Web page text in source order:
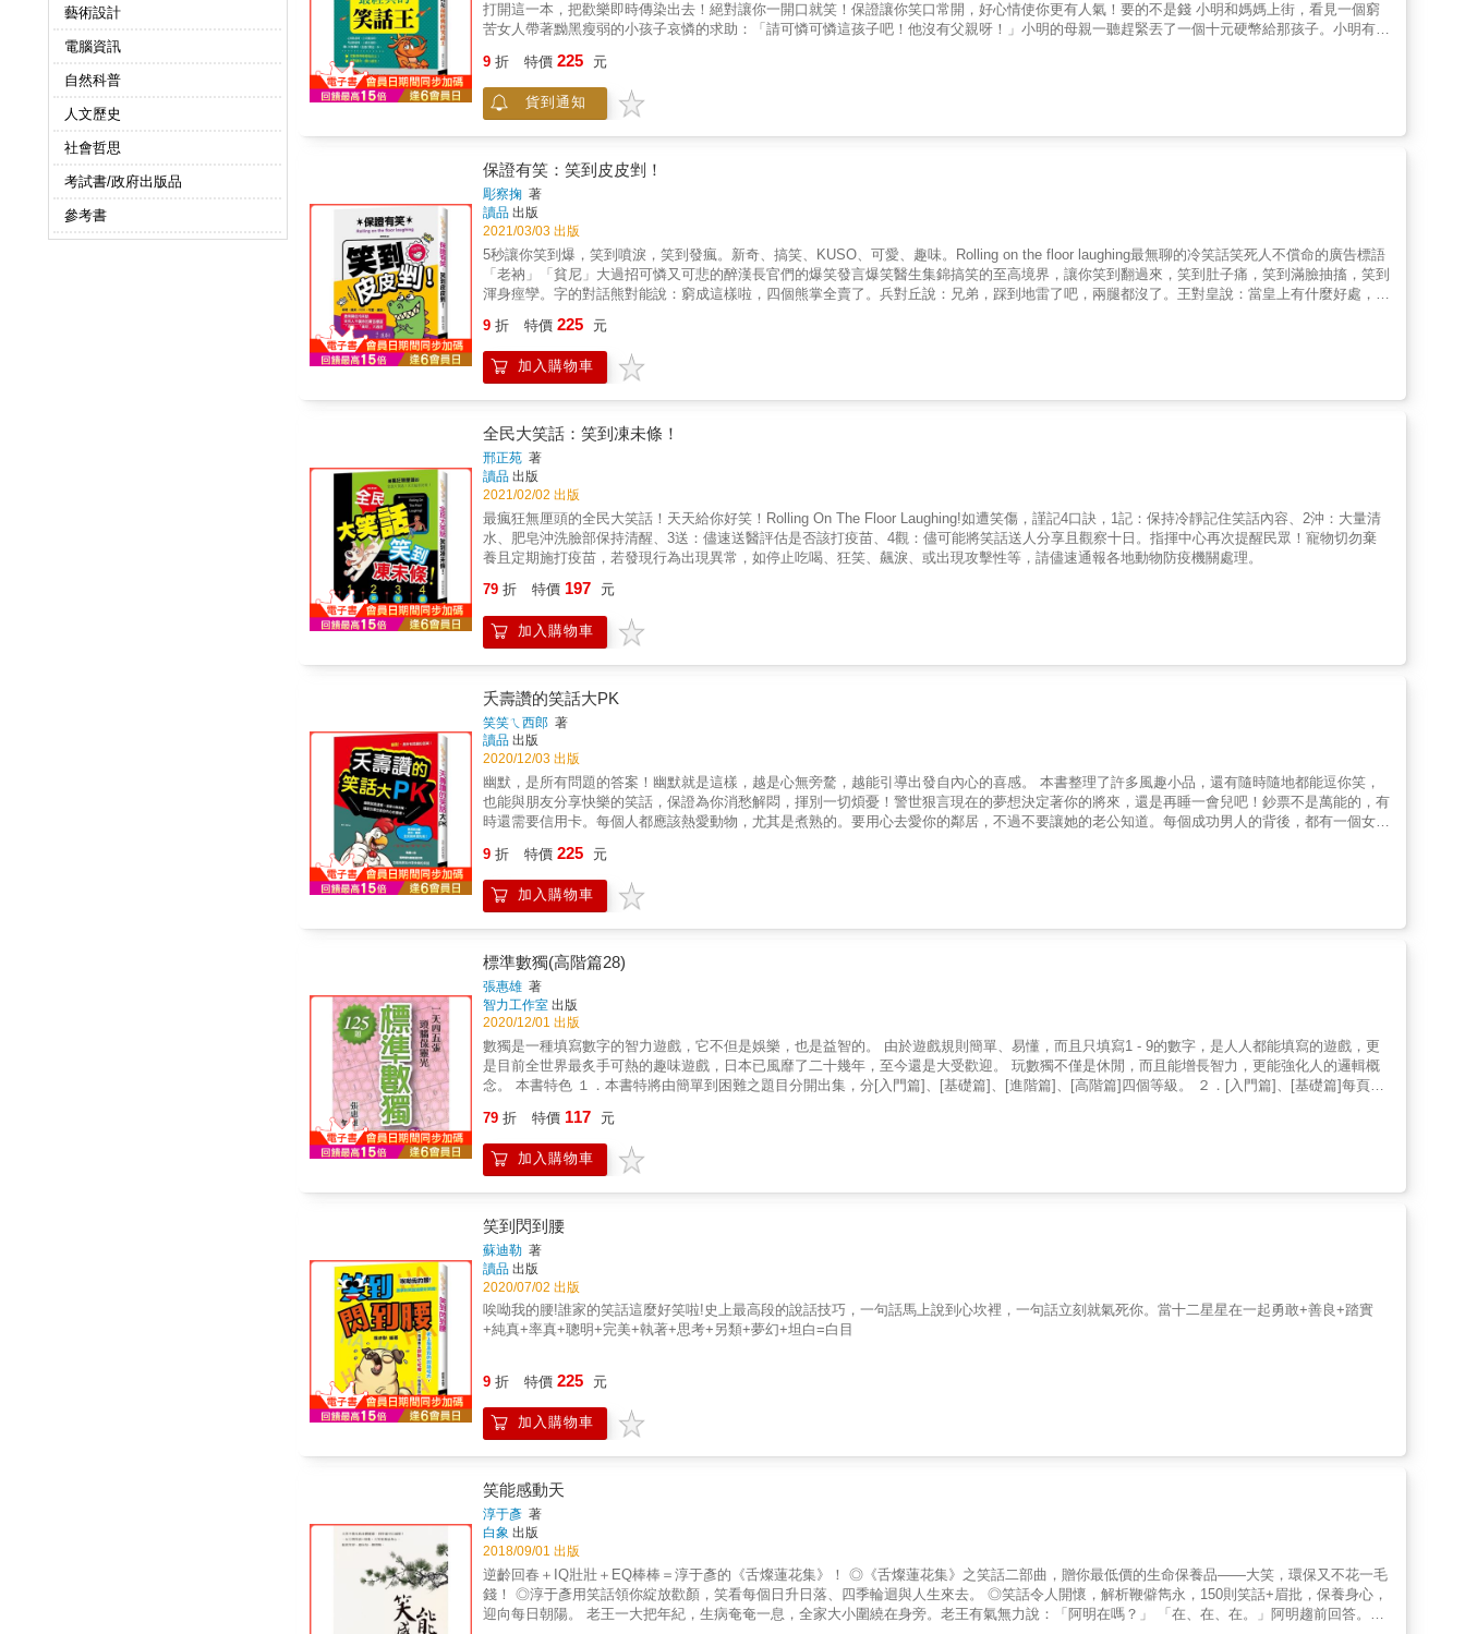
藝術設計
電腦資訊
自然科普
人文歷史
社會哲思
考試書/政府出版品
參考書
打開這一本，把歡樂即時傳染出去！絕對讓你一開口就笑！保證讓你笑口常開，好心情使你更有人氣！要的不是錢 小明和媽媽上街，看見一個窮
苦女人帶著黝黑瘦弱的小孩子哀憐的求助：「請可憐可憐這孩子吧！他沒有父親呀！」小明的母親一聽趕緊丟了一個十元硬幣給那孩子。小明有點
9 折 特價 225 元
貨到通知
保證有笑：笑到皮皮剉！
彫察掬 著
讀品 出版
2021/03/03 出版
5秒讓你笑到爆，笑到噴淚，笑到發瘋。新奇、搞笑、KUSO、可愛、趣味。Rolling on the floor laughing最無聊的冷笑話笑死人不償命的廣告標語
「老衲」「貧尼」大過招可憐又可悲的醉漢長官們的爆笑發言爆笑醫生集錦搞笑的至高境界，讓你笑到翻過來，笑到肚子痛，笑到滿臉抽搐，笑到
渾身痙孿。字的對話熊對能說：窮成這樣啦，四個熊掌全賣了。兵對丘說：兄弟，踩到地雷了吧，兩腿都沒了。王對皇說：當皇上有什麼好處，你
巾對幣說：戴上博士帽就身價百倍了。臣對巨說：一樣的面積，但我是三房兩廳。日對曰說：你該減肥了。馬對罵說：給你兩張嘴被你用來說粗話
的！呂對侶說：還是有人陪不孤獨啊！門對悶說：把心關在家裡的感覺不舒服吧？
9 折 特價 225 元
加入購物車
全民大笑話：笑到凍未條！
邢正苑 著
讀品 出版
2021/02/02 出版
最瘋狂無厘頭的全民大笑話！天天給你好笑！Rolling On The Floor Laughing!如遭笑傷，謹記4口訣，1記：保持冷靜記住笑話內容、2沖：大量清
水、肥皂沖洗臉部保持清醒、3送：儘速送醫評估是否該打疫苗、4觀：儘可能將笑話送人分享且觀察十日。指揮中心再次提醒民眾！寵物切勿棄
養且定期施打疫苗，若發現行為出現異常，如停止吃喝、狂笑、飆淚、或出現攻擊性等，請儘速通報各地動物防疫機關處理。
79 折 特價 197 元
加入購物車
夭壽讚的笑話大PK
笑笑ㄟ西郎 著
讀品 出版
2020/12/03 出版
幽默，是所有問題的答案！幽默就是這樣，越是心無旁騖，越能引導出發自內心的喜感。 本書整理了許多風趣小品，還有隨時隨地都能逗你笑，
也能與朋友分享快樂的笑話，保證為你消愁解悶，揮別一切煩憂！警世狠言現在的夢想決定著你的將來，還是再睡一會兒吧！鈔票不是萬能的，有
時還需要信用卡。每個人都應該熱愛動物，尤其是煮熟的。要用心去愛你的鄰居，不過不要讓她的老公知道。每個成功男人的背後，都有一個女
不要等明天做不完再找藉口，今天就要先把藉口找好。
9 折 特價 225 元
加入購物車
標準數獨(高階篇28)
張惠雄 著
智力工作室 出版
2020/12/01 出版
數獨是一種填寫數字的智力遊戲，它不但是娛樂，也是益智的。 由於遊戲規則簡單、易懂，而且只填寫1 - 9的數字，是人人都能填寫的遊戲，更
是目前全世界最炙手可熱的趣味遊戲，日本已風靡了二十幾年，至今還是大受歡迎。 玩數獨不僅是休閒，而且能增長智力，更能強化人的邏輯概
念。 本書特色 １．本書特將由簡單到困難之題目分開出集，分[入門篇]、[基礎篇]、[進階篇]、[高階篇]四個等級。 ２．[入門篇]、[基礎篇]每頁2
79 折 特價 117 元
加入購物車
笑到閃到腰
蘇迪勒 著
讀品 出版
2020/07/02 出版
唉呦我的腰!誰家的笑話這麼好笑啦!史上最高段的說話技巧，一句話馬上說到心坎裡，一句話立刻就氣死你。當十二星星在一起勇敢+善良+踏實
+純真+率真+聰明+完美+執著+思考+另類+夢幻+坦白=白目
9 折 特價 225 元
加入購物車
笑能感動天
淳于彥 著
白象 出版
2018/09/01 出版
逆齡回春＋IQ壯壯＋EQ棒棒＝淳于彥的《舌燦蓮花集》！ ◎《舌燦蓮花集》之笑話二部曲，贈你最低價的生命保養品――大笑，環保又不花一毛
錢！ ◎淳于彥用笑話領你綻放歡顏，笑看每個日升日落、四季輪迴與人生來去。 ◎笑話令人開懷，解析鞭僻雋永，150則笑話+眉批，保養身心，
迎向每日朝陽。 老王一大把年紀，生病奄奄一息，全家大小圍繞在身旁。老王有氣無力說：「阿明在嗎？」 「在、在、在。」阿明趨前回答。